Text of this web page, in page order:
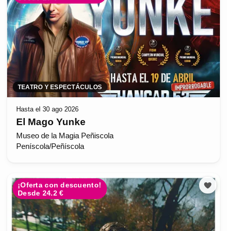
TEATRO Y ESPECTÁCULOS
Hasta el 30 ago 2026
El Mago Yunke
Museo de la Magia Peñiscola
Peníscola/Peñíscola
¡Oferta con descuento!
Desde 24.2 €